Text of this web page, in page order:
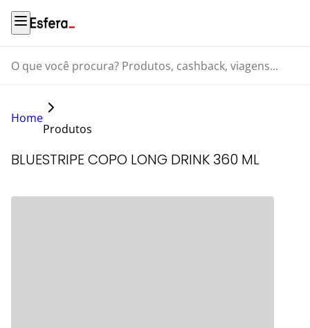
O que você procura? Produtos, cashback, viagens...
Home
Produtos
BLUESTRIPE COPO LONG DRINK 360 ML